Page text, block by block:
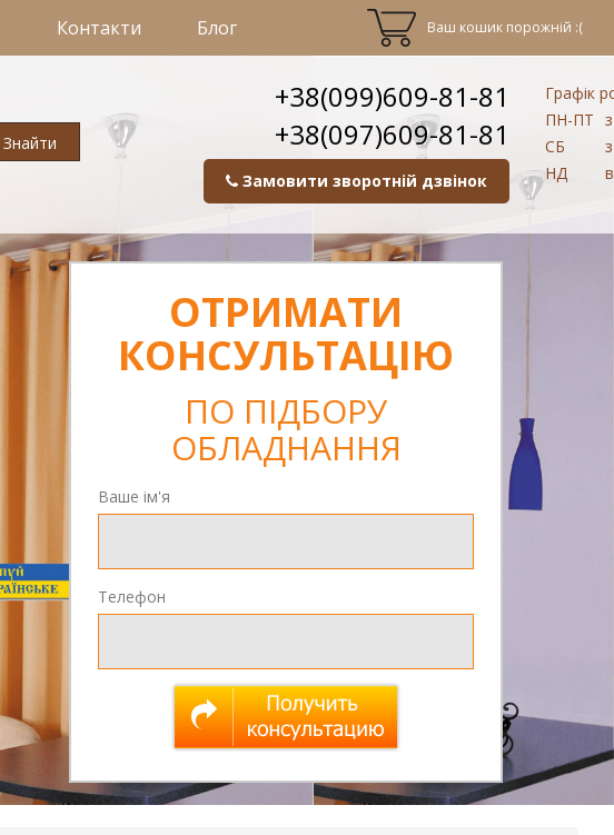
Контакти Блог Ваш кошик порожній :(
Знайти
+38(099)609-81-81
+38(097)609-81-81
Замовити зворотній дзвінок
Графік
ПН-ПТ
СБ
НД
ОТРИМАТИ
КОНСУЛЬТАЦІЮ
ПО ПІДБОРУ
ОБЛАДНАННЯ
Ваше ім'я
Телефон